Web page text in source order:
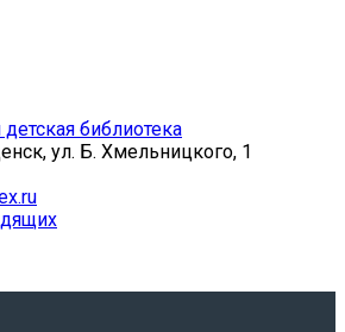
библиотека
ул. Б. Хмельницкого, 1